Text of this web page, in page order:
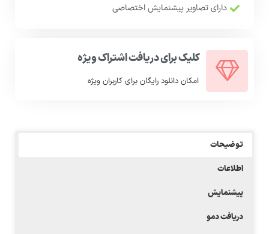
دارای تصاویر پیشنمایش اختصاصی
کلیک برای دریافت اشتراک ویژه
امکان دانلود رایگان برای کاربران ویژه
توضیحات
اطلاعات
پیشنمایش
دریافت دمو